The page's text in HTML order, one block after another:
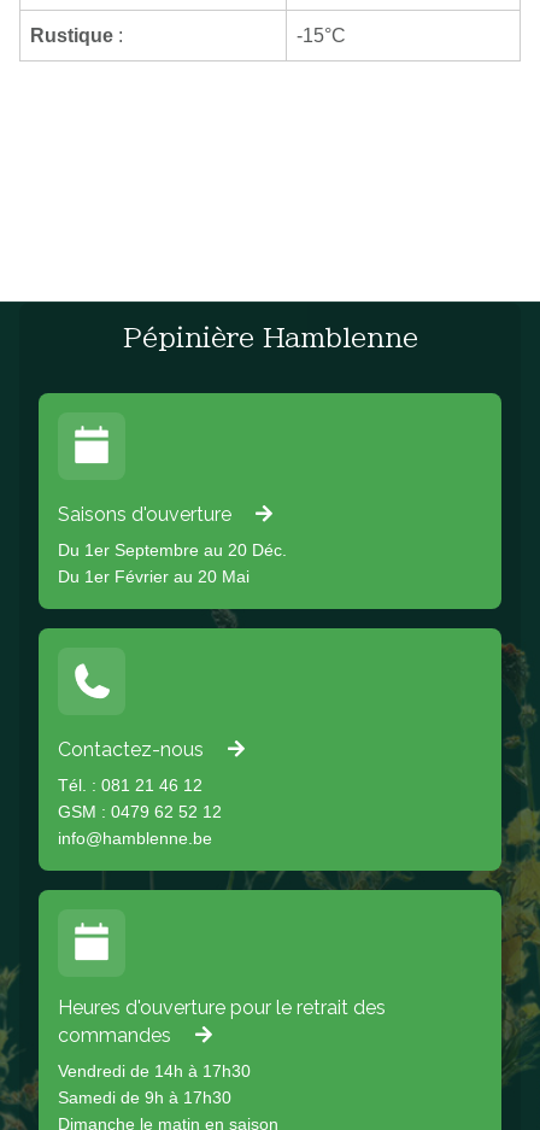
Rustique : -15°C
Pépinière Hamblenne
Saisons d'ouverture
Du 1er Septembre au 20 Déc.
Du 1er Février au 20 Mai
Contactez-nous
Tél. : 081 21 46 12
GSM : 0479 62 52 12
info@hamblenne.be
Heures d'ouverture pour le retrait des
commandes
Vendredi de 14h à 17h30
Samedi de 9h à 17h30
Dimanche le matin en saison